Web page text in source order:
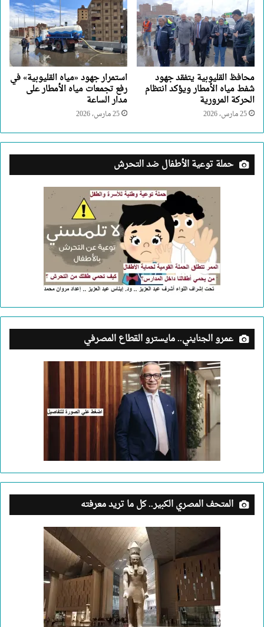
محافظ القليوبية يتفقد جهود
شفط مياه الأمطار ويؤكد انتظام
الحركة المرورية
25 مارس، 2026
استمرار جهود «مياه القليوبية» في
رفع تجمعات مياه الأمطار على
مدار الساعة
25 مارس، 2026
حملة توعية الأطفال ضد التحرش
عمرو الجنايني.. مايسترو القطاع المصرفي
المتحف المصري الكبير.. كل ما تريد معرفته